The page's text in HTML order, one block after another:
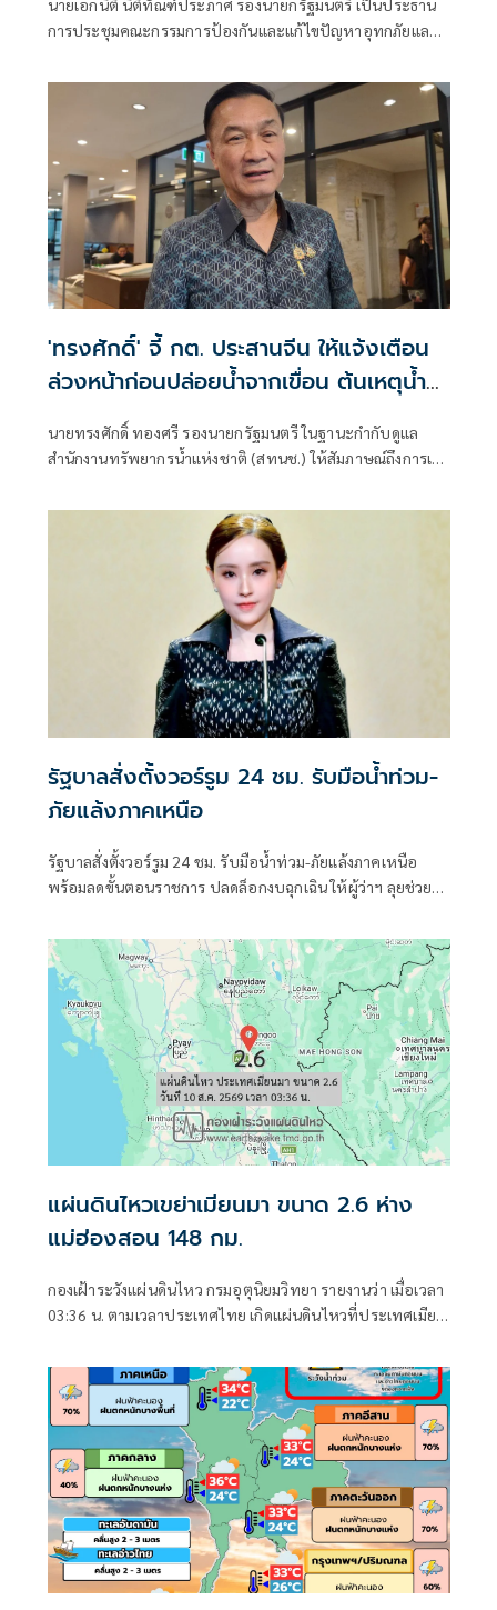
นายเอกนิติ นิติทัณฑ์ประภาศ รองนายกรัฐมนตรี เป็นประธาน
การประชุมคณะกรรมการป้องกันและแก้ไขปัญหาอุทกภัยและ
'ทรงศักดิ์' จี้ กต. ประสานจีน ให้แจ้งเตือน
ล่วงหน้าก่อนปล่อยน้ำจากเขื่อน ต้นเหตุน้ำ
โขงขึ้นลงผิดธรรมชาติ
นายทรงศักดิ์ ทองศรี รองนายกรัฐมนตรี ในฐานะกำกับดูแล
สำนักงานทรัพยากรน้ำแห่งชาติ (สทนช.) ให้สัมภาษณ์ถึงการเต
กูล นายกรัฐมนตรี และรมว.มหาดไทย มอบให้รองนายกฯแต่ละ
คนไปกำกับดูแลน้ำแต่ละพื้นที่ ตนกำกับดูแลในพื้นที่อีสาน 20
รัฐบาลสั่งตั้งวอร์รูม 24 ชม. รับมือน้ำท่วม-
ภัยแล้งภาคเหนือ
รัฐบาลสั่งตั้งวอร์รูม 24 ชม. รับมือน้ำท่วม-ภัยแล้งภาคเหนือ
พร้อมลดขั้นตอนราชการ ปลดล็อกงบฉุกเฉิน ให้ผู้ว่าฯ ลุยช่วย
แผ่นดินไหวเขย่าเมียนมา ขนาด 2.6 ห่าง
แม่ฮ่องสอน 148 กม.
กองเฝ้าระวังแผ่นดินไหว กรมอุตุนิยมวิทยา รายงานว่า เมื่อเวลา
03:36 น. ตามเวลาประเทศไทย เกิดแผ่นดินไหวที่ประเทศเมีย